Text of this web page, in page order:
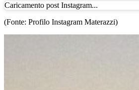
Caricamento post Instagram...
(Fonte: Profilo Instagram Materazzi)